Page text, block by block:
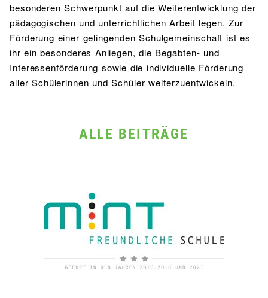
besonderen Schwerpunkt auf die Weiterentwicklung der
pädagogischen und unterrichtlichen Arbeit legen. Zur
Förderung einer gelingenden Schulgemeinschaft ist es
ihr ein besonderes Anliegen, die Begabten- und
Interessenförderung sowie die individuelle Förderung
aller Schülerinnen und Schüler weiterzuentwickeln.
ALLE BEITRÄGE